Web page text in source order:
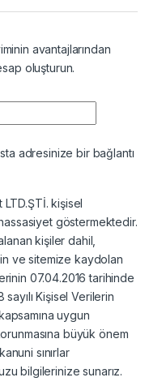
avantajlarından
oluşturun.
adresinize bir bağlantı
kişisel
göstermektedir.
kişiler dahil,
ve sitemize kaydolan
07.04.2016 tarihinde
Kişisel Verilerin
uygun
büyük önem
sınırlar
bilgilerinize sunarız.